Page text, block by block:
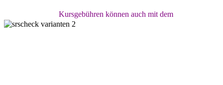
Kursgebühren können auch mit dem